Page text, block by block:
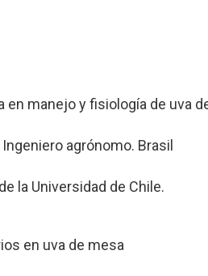
en manejo y fisiología de uva
Ingeniero agrónomo. Brasil
la Universidad de Chile.
en uva de mesa